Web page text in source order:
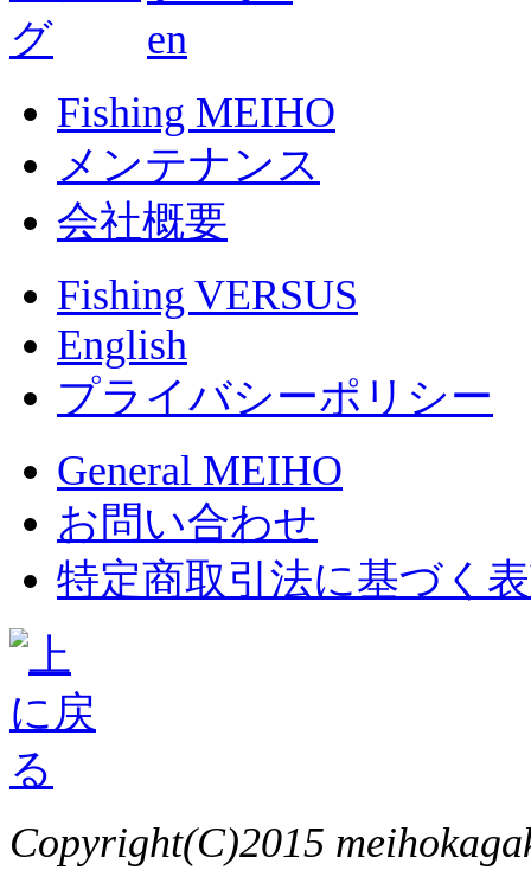
Fishing MEIHO
メンテナンス
会社概要
Fishing VERSUS
English
プライバシーポリシー
General MEIHO
お問い合わせ
特定商取引法に基づく
Copyright(C)2015